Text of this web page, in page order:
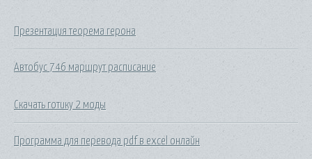
Презентация теорема герона
Автобус 746 маршрут расписание
Скачать готику 2 моды
Программа для перевода pdf в excel онлайн